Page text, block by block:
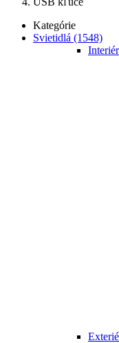
Kategórie
Svietidlá (1548)